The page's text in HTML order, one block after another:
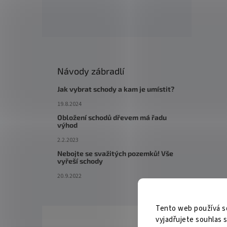
Tento web používá
vyjadřujete souhlas
Návody zábradlí
Jak vybrat schody a kam je umístit?
19.8.2024
Obložení schodů dřevem má řadu
výhod
2.2.2023
Nebojte se svažitých pozemků! Vše
vyřeší schody
20.9.2022